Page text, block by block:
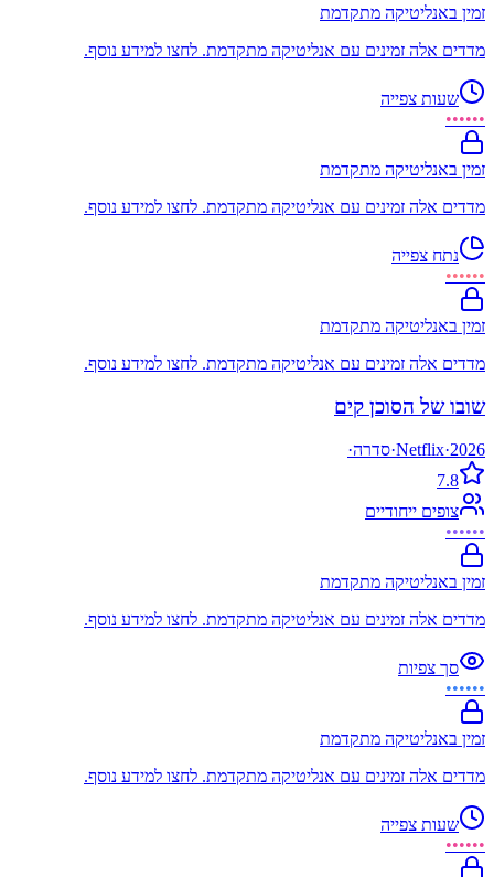
זמין באנליטיקה מתקדמת
מדדים אלה זמינים עם אנליטיקה מתקדמת. לחצו למידע נוסף.
שעות צפייה
••••••
זמין באנליטיקה מתקדמת
מדדים אלה זמינים עם אנליטיקה מתקדמת. לחצו למידע נוסף.
נתח צפייה
••••••
זמין באנליטיקה מתקדמת
מדדים אלה זמינים עם אנליטיקה מתקדמת. לחצו למידע נוסף.
שובו של הסוכן קים
2026
·
Netflix
·סדרה·
7.8
צופים ייחודיים
••••••
זמין באנליטיקה מתקדמת
מדדים אלה זמינים עם אנליטיקה מתקדמת. לחצו למידע נוסף.
סך צפיות
••••••
זמין באנליטיקה מתקדמת
מדדים אלה זמינים עם אנליטיקה מתקדמת. לחצו למידע נוסף.
שעות צפייה
••••••